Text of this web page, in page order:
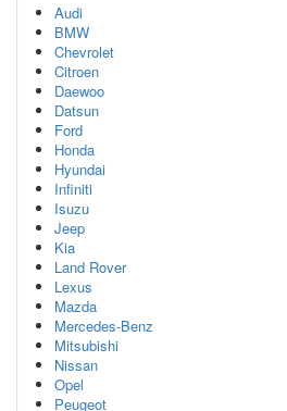
Audi
BMW
Chevrolet
Citroen
Daewoo
Datsun
Ford
Honda
Hyundai
Infiniti
Isuzu
Jeep
Kia
Land Rover
Lexus
Mazda
Mercedes-Benz
Mitsubishi
Nissan
Opel
Peugeot